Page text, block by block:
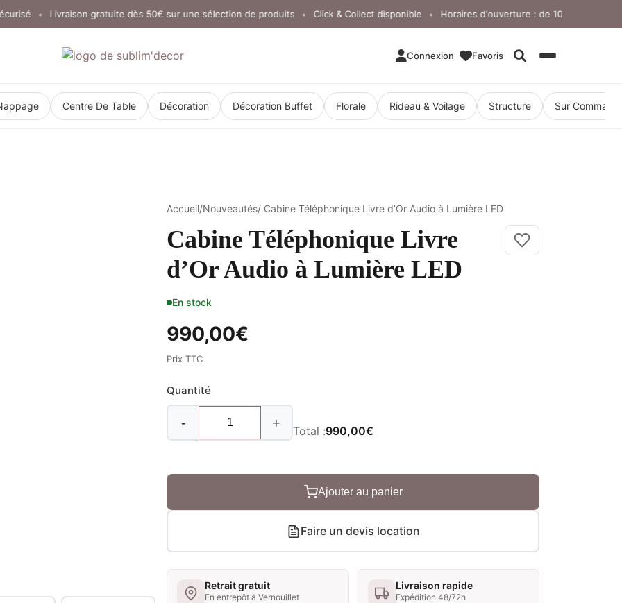
• Livraison gratuite dès 50€ sur une sélection de produits • Click & Collect disponible • Horaires d'ouverture : de 10h à 18h, du lundi
Connexion Favoris
Rechercher
Centre De Table Décoration Décoration Buffet Florale Rideau & Voilage Structure Sur
Accueil/Nouveautés/ Cabine Téléphonique Livre d’Or Audio à Lumière LED
Cabine Téléphonique Livre
d’Or Audio à Lumière LED
En stock
990,00€
Prix TTC
Quantité
- +
Total :990,00€
Ajouter au panier
Faire un devis location
Retrait gratuit
En entrepôt à Vernouillet
Livraison rapide
Expédition 48/72h